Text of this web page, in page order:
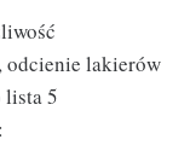
odcienie lakierów
lista 5